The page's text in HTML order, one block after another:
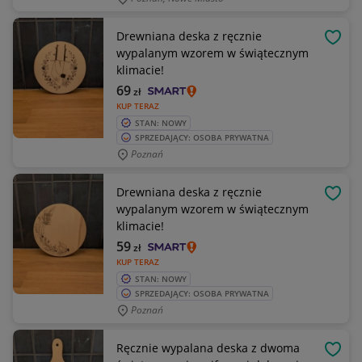
Drewniana deska z ręcznie
wypalanym wzorem w świątecznym
klimacie!
KUP TERAZ
69zł
STAN: NOWY
SPRZEDAJĄCY: OSOBA PRYWATNA
Poznań
Drewniana deska z ręcznie
wypalanym wzorem w świątecznym
klimacie!
KUP TERAZ
59zł
STAN: NOWY
SPRZEDAJĄCY: OSOBA PRYWATNA
Poznań
Ręcznie wypalana deska z dwoma